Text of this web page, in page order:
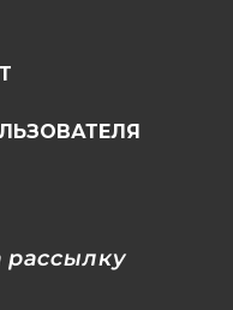
рассылку